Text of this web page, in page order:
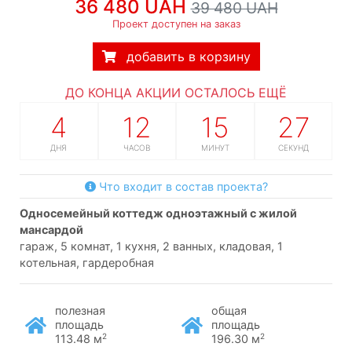
36 480 UAH39 480 UAH
Проект доступен на заказ
добавить в корзину
ДО КОНЦА АКЦИИ ОСТАЛОСЬ ЕЩЁ
4
ДНЯ
12
ЧАСОВ
15
МИНУТ
26
СЕКУНД
Что входит в состав проекта?
односемейный коттедж одноэтажный с жилой
мансардой
гараж, 5 комнат, 1 кухня, 2 ванных, кладовая, 1
котельная, гардеробная
полезная
площадь
113.48 м2
общая
площадь
196.30 м2